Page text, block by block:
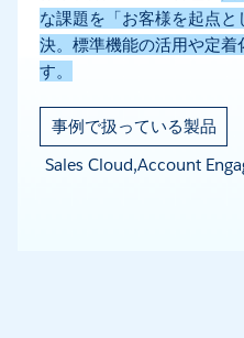
な課題を「お客様を起点
決。標準機能の活用や定
す。
事例で扱っている製品
Sales Cloud,Account